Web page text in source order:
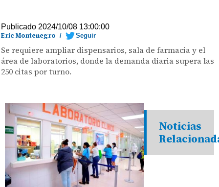
Publicado 2024/10/08 13:00:00
Eric Montenegro / Seguir
Se requiere ampliar dispensarios, sala de farmacia y el
área de laboratorios, donde la demanda diaria supera las
250 citas por turno.
Noticias